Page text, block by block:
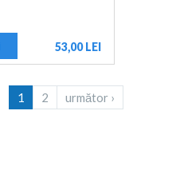
53,00 LEI
1 2 următor ›